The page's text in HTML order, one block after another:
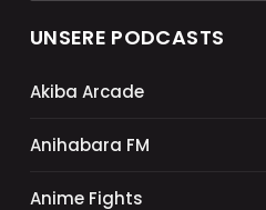
UNSERE PODCASTS
Akiba Arcade
Anihabara FM
Anime Fights